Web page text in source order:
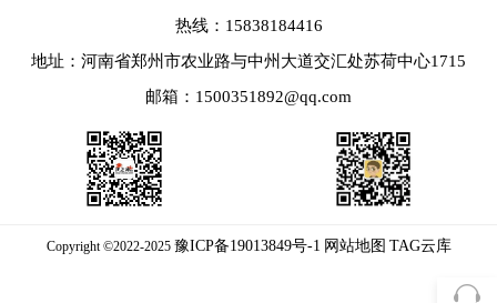
热线：15838184416
地址：河南省郑州市农业路与中州大道交汇处苏荷中心1715
邮箱：1500351892@qq.com
Copyright ©2022-2025 豫ICP备19013849号-1 网站地图 TAG云库